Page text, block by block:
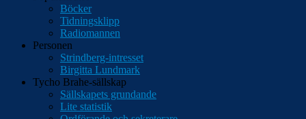
Böcker
Tidningsklipp
Radiomannen
Personen
Strindberg-intresset
Birgitta Lundmark
Tycho Brahe-sällskap
Sällskapets grundande
Lite statistik